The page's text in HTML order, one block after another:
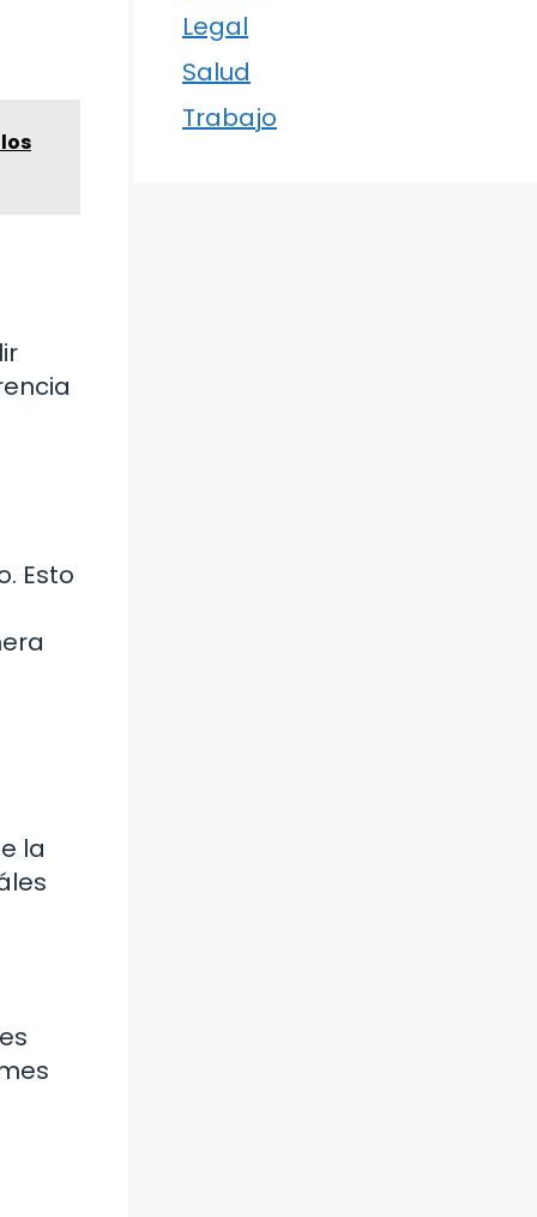
Esto
la
Legal
Salud
Trabajo